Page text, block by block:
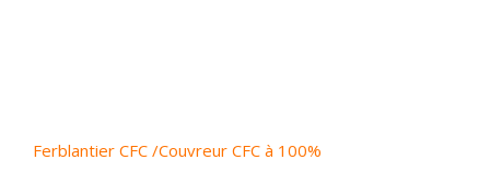
Ferblantier CFC /Couvreur CFC à 100%